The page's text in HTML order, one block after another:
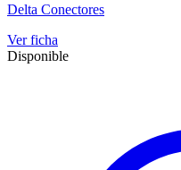
Delta Conectores
Ver ficha
Disponible